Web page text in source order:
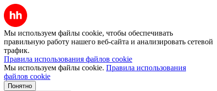
Мы используем файлы cookie, чтобы обеспечивать
правильную работу нашего веб-сайта и анализировать сетевой
трафик.
Правила использования файлов cookie
Мы используем файлы cookie. Правила использования
файлов cookie
Понятно